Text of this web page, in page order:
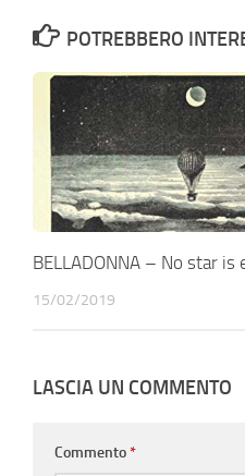
POTREBBERO
BELLADONNA – No star
15/02/2019
LASCIA UN COMMENTO
Commento*